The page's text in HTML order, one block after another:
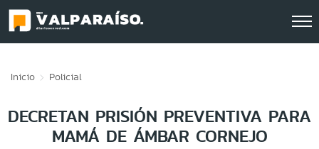
Inicio Policial
DECRETAN PRISIÓN PREVENTIVA PARA
MAMÁ DE ÁMBAR CORNEJO